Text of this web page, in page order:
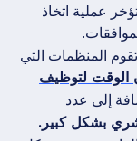
عملية اتخاذ
المنظمات التي
لتوظيف
إلى عدد
بشكل كبير.